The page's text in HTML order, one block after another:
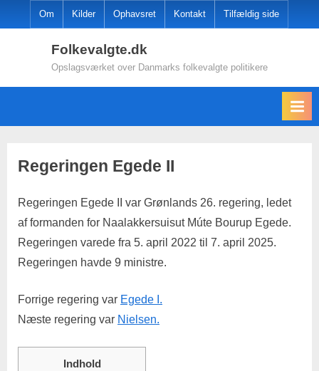
to
Om Kilder Ophavsret Kontakt Tilfældig side
Folkevalgte.dk
Opslagsværket over Danmarks folkevalgte politikere
Regeringen Egede II
Regeringen Egede II var Grønlands 26. regering, ledet
af formanden for Naalakkersuisut Múte Bourup Egede.
Regeringen varede fra 5. april 2022 til 7. april 2025.
Regeringen havde 9 ministre.
Forrige regering var Egede I.
Næste regering var Nielsen.
Indhold